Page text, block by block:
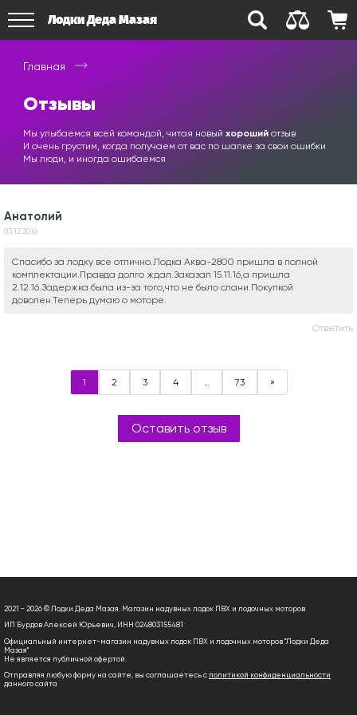
Лодки Деда Мазая
Главная
Отзывы
Мы улыбаемся всей командой, читая новый хороший отзыв
И очень грустим, когда получаем от вас по шапке за свои ошибки
Мы люди, и иногда ошибаемся
Анатолий
03.12.2016
Спасибо за лодку все отлично.Лодка Аква-2800 пришла в полной
комплектации.Правда долго ждал.Заказал 15.11.16,а пришла
2.12.16.Задержка была из-за того,что не было слани.Покупкой
доволен.Теперь думаю о моторе.
Ответить
1 2 3 4 … 73 »
Оставить отзыв
2021 - 2026 © Лодки Деда Мазая. Магазин надувных лодок ПВХ и лодочных моторов
ИП Бурдов Алексей Юрьевич, ИНН 024803155481
Официальный интернет-магазин надувных лодок ПВХ и лодочных моторов "Лодки Деда
Мазая"
Не является публичной офертой.
Отправляя любую форму на сайте, вы соглашаетесь с политикой конфиденциальности
данного сайта